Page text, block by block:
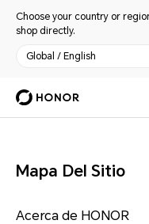
Choose your country or
shop directly.
Global / English
Mapa Del Sitio
Acerca de HONOR